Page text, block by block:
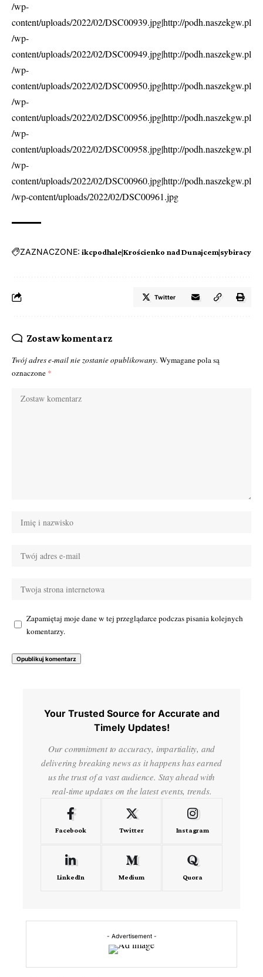
/wp-
content/uploads/2022/02/DSC00939.jpg|http://podh.naszekgw.pl
/wp-
content/uploads/2022/02/DSC00949.jpg|http://podh.naszekgw.pl
/wp-
content/uploads/2022/02/DSC00950.jpg|http://podh.naszekgw.pl
/wp-
content/uploads/2022/02/DSC00956.jpg|http://podh.naszekgw.pl
/wp-
content/uploads/2022/02/DSC00958.jpg|http://podh.naszekgw.pl
/wp-
content/uploads/2022/02/DSC00960.jpg|http://podh.naszekgw.pl
/wp-content/uploads/2022/02/DSC00961.jpg
ZAZNACZONE: ikcpodhale|Krościenko nad Dunajcem|sybiracy
Twitter
Zostaw komentarz
Twój adres e-mail nie zostanie opublikowany. Wymagane pola są
oznaczone *
Zapamiętaj moje dane w tej przeglądarce podczas pisania kolejnych
komentarzy.
Your Trusted Source for Accurate and
Timely Updates!
Our commitment to accuracy, impartiality, and
delivering breaking news as it happens has earned
us the trust of a vast audience. Stay ahead with
real-time updates on the latest events, trends.
Facebook Twitter Instagram
LinkedIn Medium Quora
- Advertisement -